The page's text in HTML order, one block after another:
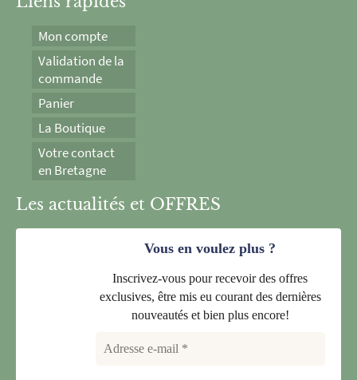
Mon compte
Validation de la
commande
Panier
La Boutique
Votre contact
en Bretagne
Les actualités et OFFRES
Vous en voulez plus ?
Inscrivez-vous pour recevoir des offres
exclusives, être mis eu courant des dernières
nouveautés et bien plus encore!